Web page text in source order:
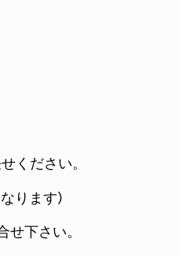
ください。
ります)
下さい。